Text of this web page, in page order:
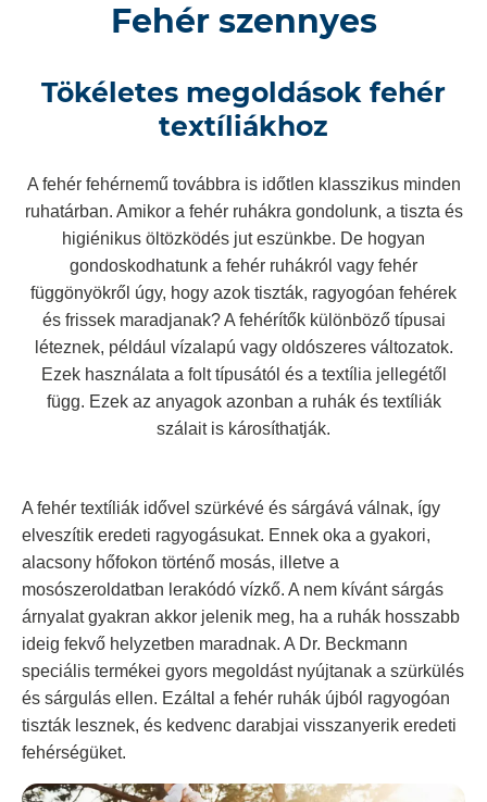
Fehér szennyes
Tökéletes megoldások fehér
textíliákhoz
A fehér fehérnemű továbbra is időtlen klasszikus minden
ruhatárban. Amikor a fehér ruhákra gondolunk, a tiszta és
higiénikus öltözködés jut eszünkbe. De hogyan
gondoskodhatunk a fehér ruhákról vagy fehér
függönyökről úgy, hogy azok tiszták, ragyogóan fehérek
és frissek maradjanak? A fehérítők különböző típusai
léteznek, például vízalapú vagy oldószeres változatok.
Ezek használata a folt típusától és a textília jellegétől
függ. Ezek az anyagok azonban a ruhák és textíliák
szálait is károsíthatják.
A fehér textíliák idővel szürkévé és sárgává válnak, így
elveszítik eredeti ragyogásukat. Ennek oka a gyakori,
alacsony hőfokon történő mosás, illetve a
mosószeroldatban lerakódó vízkő. A nem kívánt sárgás
árnyalat gyakran akkor jelenik meg, ha a ruhák hosszabb
ideig fekvő helyzetben maradnak. A Dr. Beckmann
speciális termékei gyors megoldást nyújtanak a szürkülés
és sárgulás ellen. Ezáltal a fehér ruhák újból ragyogóan
tiszták lesznek, és kedvenc darabjai visszanyerik eredeti
fehérségüket.